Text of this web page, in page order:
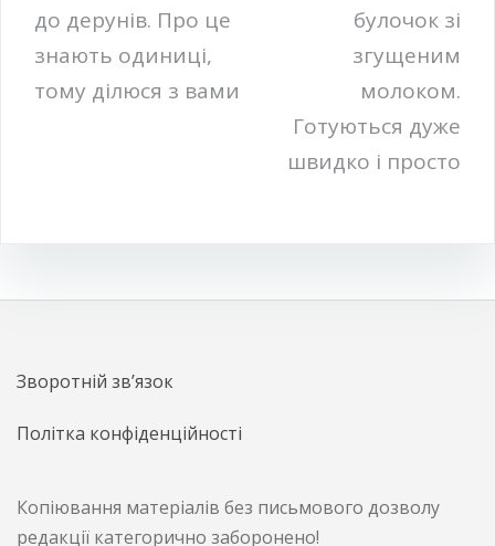
до дерунів. Про це
знають одиниці,
тому ділюся з вами
булочок зі
згущеним
молоком.
Готуються дуже
швидко і просто
Зворотній зв’язок
Політка конфіденційності
Копіювання матеріалів без письмового дозволу
редакції категорично заборонено!